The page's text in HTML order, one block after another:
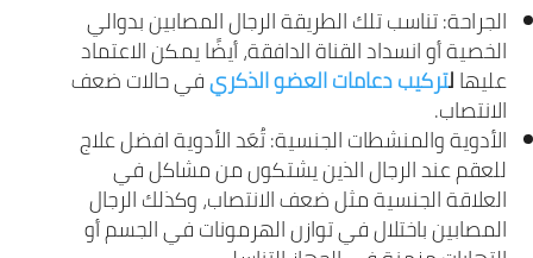
الجراحة: تناسب تلك الطريقة الرجال المصابين بدوالي
الخصية أو انسداد القناة الدافقة، أيضًا يمكن الاعتماد
عليهالتركيب دعامات العضو الذكريفي حالات ضعف
الانتصاب.
الأدوية والمنشطات الجنسية: تُعَد الأدوية افضل علاج
للعقم عند الرجال الذين يشتكون من مشاكل في
العلاقة الجنسية مثل ضعف الانتصاب، وكذلك الرجال
المصابين باختلال في توازن الهرمونات في الجسم أو